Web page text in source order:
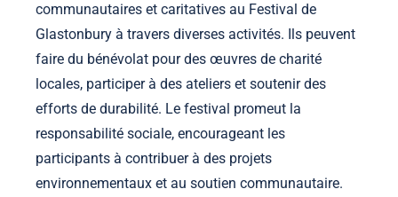
communautaires et caritatives au Festival de
Glastonbury à travers diverses activités. Ils peuvent
faire du bénévolat pour des œuvres de charité
locales, participer à des ateliers et soutenir des
efforts de durabilité. Le festival promeut la
responsabilité sociale, encourageant les
participants à contribuer à des projets
environnementaux et au soutien communautaire.